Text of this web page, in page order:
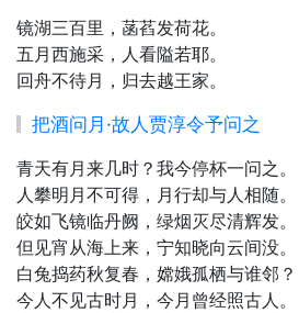
镜湖三百里，菡萏发荷花。
五月西施采，人看隘若耶。
回舟不待月，归去越王家。
把酒问月·故人贾淳令予问之
青天有月来几时？我今停杯一问之。
人攀明月不可得，月行却与人相随。
皎如飞镜临丹阙，绿烟灭尽清辉发。
但见宵从海上来，宁知晓向云间没。
白兔捣药秋复春，嫦娥孤栖与谁邻？
今人不见古时月，今月曾经照古人。